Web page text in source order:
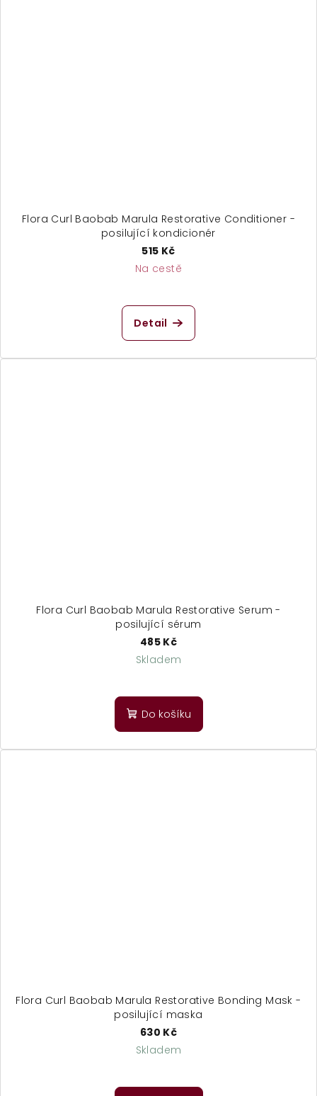
Flora Curl Baobab Marula Restorative Conditioner -
posilující kondicionér
515 Kč
Na cestě
Detail
Flora Curl Baobab Marula Restorative Serum -
posilující sérum
485 Kč
Skladem
Do košíku
Flora Curl Baobab Marula Restorative Bonding Mask -
posilující maska
630 Kč
Skladem